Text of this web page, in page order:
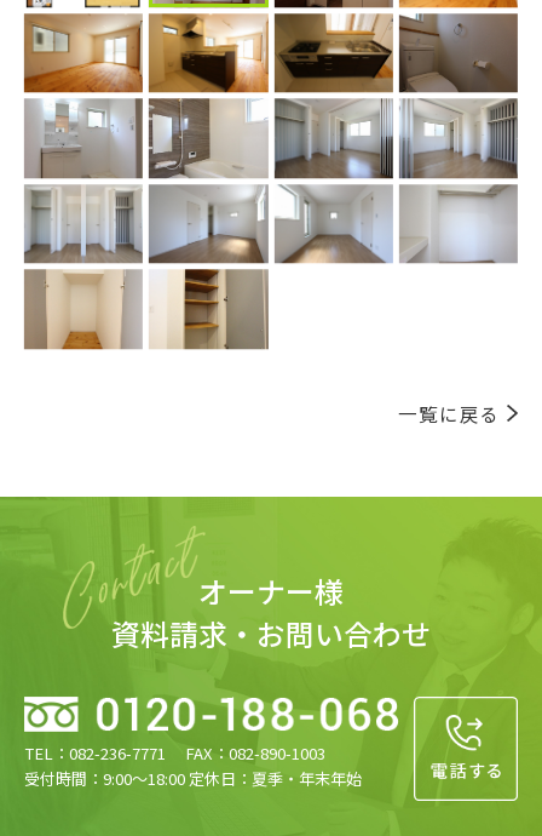
一覧に戻る
オーナー様
資料請求・お問い合わせ
TEL：082-236-7771 FAX：082-890-1003
受付時間：9:00〜18:00 定休日：夏季・年末年始